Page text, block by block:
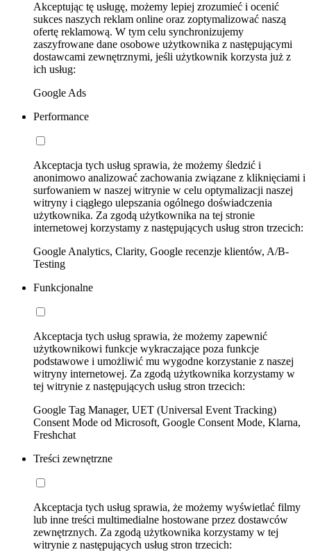
Akceptując tę usługę, możemy lepiej zrozumieć i ocenić
sukces naszych reklam online oraz zoptymalizować naszą
ofertę reklamową. W tym celu synchronizujemy
zaszyfrowane dane osobowe użytkownika z następującymi
dostawcami zewnętrznymi, jeśli użytkownik korzysta już z
ich usług:
Google Ads
Performance
Akceptacja tych usług sprawia, że możemy śledzić i
anonimowo analizować zachowania związane z kliknięciami i
surfowaniem w naszej witrynie w celu optymalizacji naszej
witryny i ciągłego ulepszania ogólnego doświadczenia
użytkownika. Za zgodą użytkownika na tej stronie
internetowej korzystamy z następujących usług stron trzecich:
Google Analytics, Clarity, Google recenzje klientów, A/B-
Testing
Funkcjonalne
Akceptacja tych usług sprawia, że możemy zapewnić
użytkownikowi funkcje wykraczające poza funkcje
podstawowe i umożliwić mu wygodne korzystanie z naszej
witryny internetowej. Za zgodą użytkownika korzystamy w
tej witrynie z następujących usług stron trzecich:
Google Tag Manager, UET (Universal Event Tracking)
Consent Mode od Microsoft, Google Consent Mode, Klarna,
Freshchat
Treści zewnętrzne
Akceptacja tych usług sprawia, że możemy wyświetlać filmy
lub inne treści multimedialne hostowane przez dostawców
zewnętrznych. Za zgodą użytkownika korzystamy w tej
witrynie z następujących usług stron trzecich: